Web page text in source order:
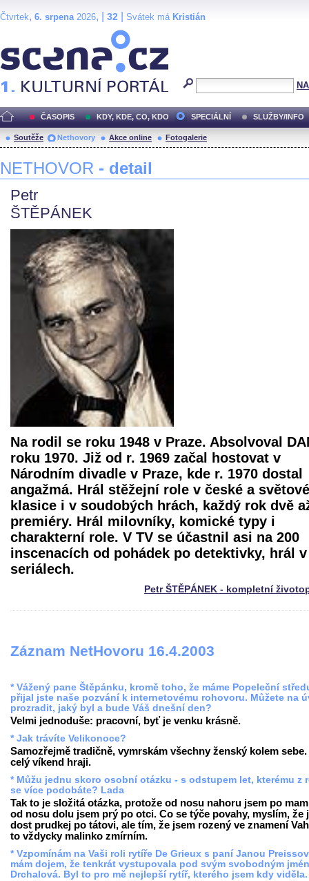
Čtvrtek, 6. srpena2026, | 32 Svátek má Kristián
ČASOPIS KDY, KDE, CO, KDO SPECIÁLNÍ SLUŽBY/INFO
Soutěže Nethovory Akce online Fotogalerie
NETHOVOR - detail
Petr
ŠTĚPÁNEK
Na rodil se roku 1948 v Praze. Absolvoval
roku 1970. Již od r. 1969 začal hostovat v
Národním divadle v Praze, kde r. 1970 dostal
angažmá. Hrál stěžejní role v české a světové
klasice i v soudobých hrách, každý rok dvě
premiéry. Hrál milovníky, komické typy i
charakterní role. V TV se účastnil asi na 200
inscenacích od pohádek po detektivky, hrál v
seriálech.
Petr ŠTĚPÁNEK - kompletní
Záznam NetHovoru 16.4.2003
* Vážený pane Štěpánku, kromě toho, že máme Popeleční
přijal jste naše pozvání k internetovému rohovoru. Můžete na
prozradit, jaký byl a bude Váš dnešní den?
Velmi jednoduše: pracovní, byť je venku krásně.
* Jak trávíte Velikonoce?
Samozřejmě tradičně, vymrskám všechny ženský kolem
celý víkend hraji.
* Můžu jednu skoro osobní otázku - s odstupem let, kterému z
se více podobáte? Lada
Tak to je složitá otázka, protože od nosu nahoru jsem po
od nosu dolu jsem prý po otci. Co se týče povahy, myslím, že
dost prudkej po tátovi, ale tím, že jsem rozený ve znamení
to vždycky malinko zmírním.
* Vzpomínám na Vaši roli rytíře De Grieux s paní Janou
mám dojem, že tenkrát vystupovala pod svým svobodným
Drchalová. Byl to pro mě nejlepší rytíř, kterého jsem kdy viděla.